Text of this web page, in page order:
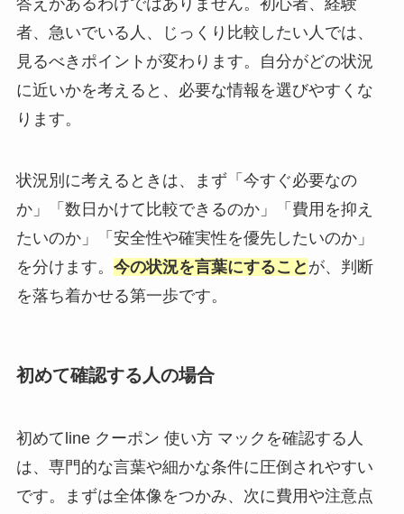
答えがあるわけではありません。初心者、経験
者、急いでいる人、じっくり比較したい人では、
見るべきポイントが変わります。自分がどの状況
に近いかを考えると、必要な情報を選びやすくな
ります。
状況別に考えるときは、まず「今すぐ必要なの
か」「数日かけて比較できるのか」「費用を抑え
たいのか」「安全性や確実性を優先したいのか」
を分けます。 今の状況を言葉にすること が、判断
を落ち着かせる第一歩です。
初めて確認する人の場合
初めてline クーポン 使い方 マックを確認する人
は、専門的な言葉や細かな条件に圧倒されやすい
です。まずは全体像をつかみ、次に費用や注意点